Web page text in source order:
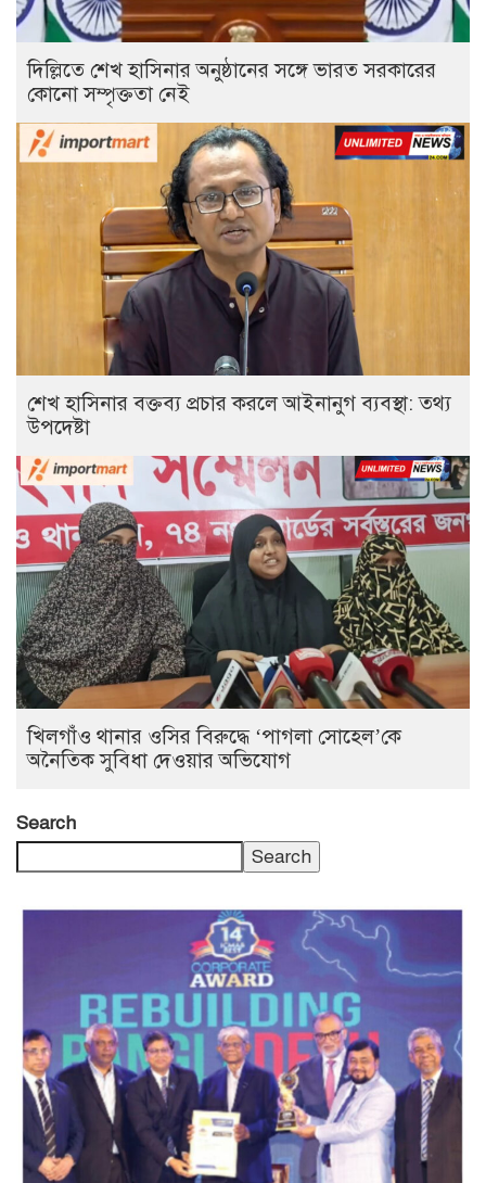
দিল্লিতে শেখ হাসিনার অনুষ্ঠানের সঙ্গে ভারত সরকারের
কোনো সম্পৃক্ততা নেই
শেখ হাসিনার বক্তব্য প্রচার করলে আইনানুগ ব্যবস্থা: তথ্য
উপদেষ্টা
খিলগাঁও থানার ওসির বিরুদ্ধে ‘পাগলা সোহেল’কে
অনৈতিক সুবিধা দেওয়ার অভিযোগ
Search
Search